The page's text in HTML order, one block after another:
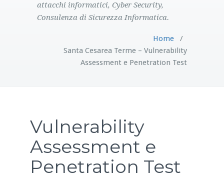
attacchi informatici, Cyber Security,
Consulenza di Sicurezza Informatica.
Home/
Santa Cesarea Terme – Vulnerability
Assessment e Penetration Test
Vulnerability
Assessment e
Penetration Test